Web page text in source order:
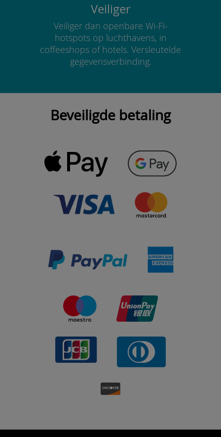
Veiliger
Veiliger dan openbare Wi-Fi-
hotspots op luchthavens, in
coffeeshops of hotels. Versleutelde
gegevensverbinding.
Beveiligde betaling